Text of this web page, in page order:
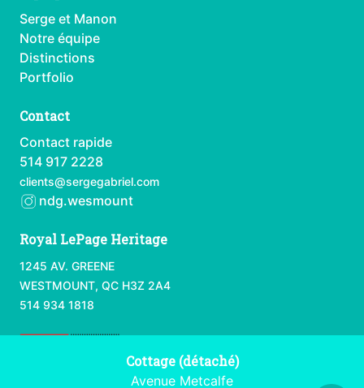
Cottage (détaché)
Avenue Metcalfe
Serge et Manon
Notre équipe
Distinctions
Portfolio
Contact
Contact rapide
514 917 2228
clients@sergegabriel.com
ndg.wesmount
Royal LePage Heritage
1245 AV. GREENE
WESTMOUNT, QC H3Z 2A4
514 934 1818